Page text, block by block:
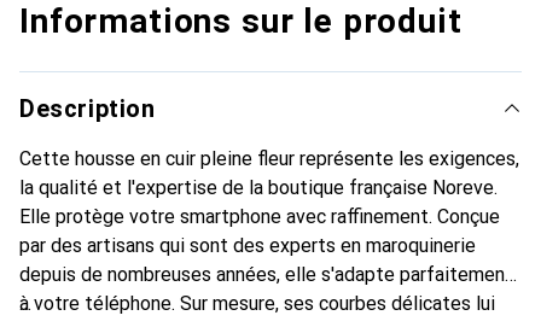
Informations sur le produit
Description
Cette housse en cuir pleine fleur représente les exigences,
la qualité et l'expertise de la boutique française Noreve.
Elle protège votre smartphone avec raffinement. Conçue
par des artisans qui sont des experts en maroquinerie
depuis de nombreuses années, elle s'adapte parfaitement
à votre téléphone. Sur mesure, ses courbes délicates lui